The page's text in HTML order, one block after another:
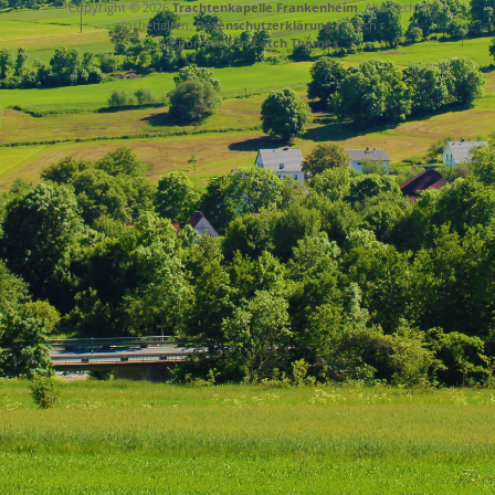
Copyright © 2026Trachtenkapelle Frankenheim. Alle Rechte
vorbehalten.Datenschutzerklärung| Catch
Responsive vonCatch Themes